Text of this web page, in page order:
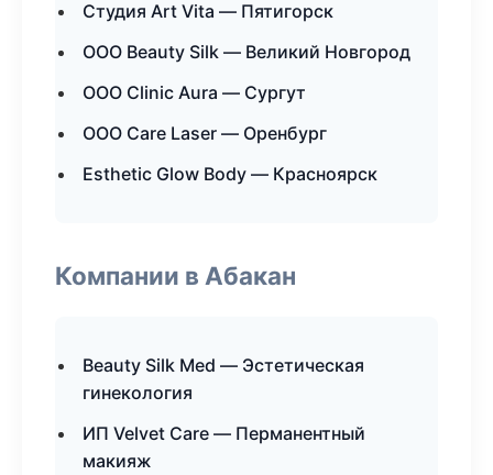
Студия Art Vita — Пятигорск
ООО Beauty Silk — Великий Новгород
ООО Clinic Aura — Сургут
ООО Care Laser — Оренбург
Esthetic Glow Body — Красноярск
Компании в Абакан
Beauty Silk Med — Эстетическая
гинекология
ИП Velvet Care — Перманентный
макияж